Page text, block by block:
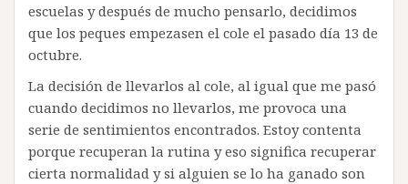
escuelas y después de mucho pensarlo, decidimos
que los peques empezasen el cole el pasado día 13 de
octubre.
La decisión de llevarlos al cole, al igual que me pasó
cuando decidimos no llevarlos, me provoca una
serie de sentimientos encontrados. Estoy contenta
porque recuperan la rutina y eso significa recuperar
cierta normalidad y si alguien se lo ha ganado son